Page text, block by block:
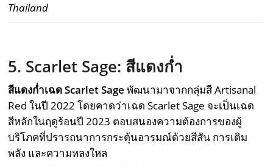
Thailand
5. Scarlet Sage: สีแดงก่ำ
สีแดงก่ำเฉดScarlet Sage พัฒนามาจากกลุ่มสี Artisanal
Red ในปี 2022 โดยคาดว่าเฉด Scarlet Sage จะเป็นเฉด
สีหลักในฤดูร้อนปี 2023 ตอบสนองความต้องการของผู้
บริโภคที่ปรารถนาการกระตุ้นอารมณ์ด้วยสีสัน การเติม
พลัง และความหลงใหล